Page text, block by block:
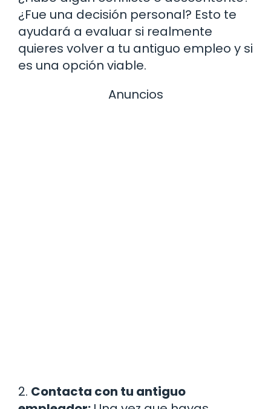
¿Fue una decisión personal? Esto te
ayudará a evaluar si realmente
quieres volver a tu antiguo empleo y si
es una opción viable.
Anuncios
2. Contacta con tu antiguo